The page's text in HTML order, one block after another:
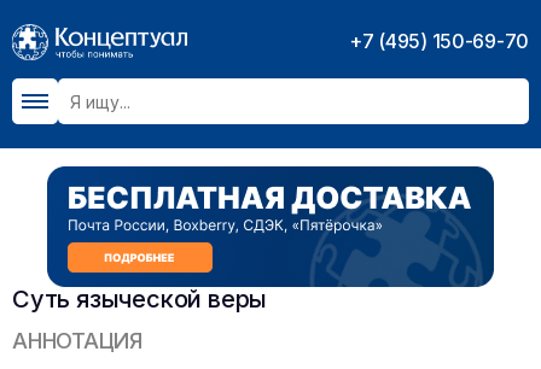
+7 (495) 150-69-70
Суть языческой веры
АННОТАЦИЯ